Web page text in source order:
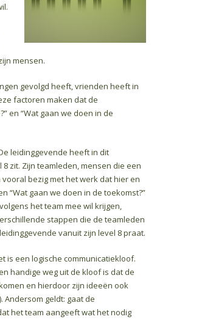
mensen.
gevolgd heeft, vrienden heeft in
factoren maken dat de
en “Wat gaan we doen in de
leidinggevende heeft in dit
zit. Zijn teamleden, mensen die een
bezig met het werk dat hier en
“Wat gaan we doen in de toekomst?”
het team mee wil krijgen,
stappen die de teamleden
vanuit zijn level 8 praat.
is een logische communicatiekloof.
handige weg uit de kloof is dat de
en hierdoor zijn ideeën ook
geldt: gaat de
het team aangeeft wat het nodig